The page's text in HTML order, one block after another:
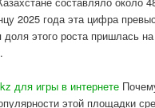
2025 года эта цифра
доля этого роста пришлась
для игры в интернете
этой площадки